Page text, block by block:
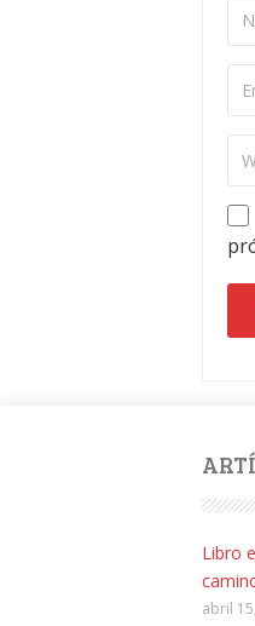
Libro
abril